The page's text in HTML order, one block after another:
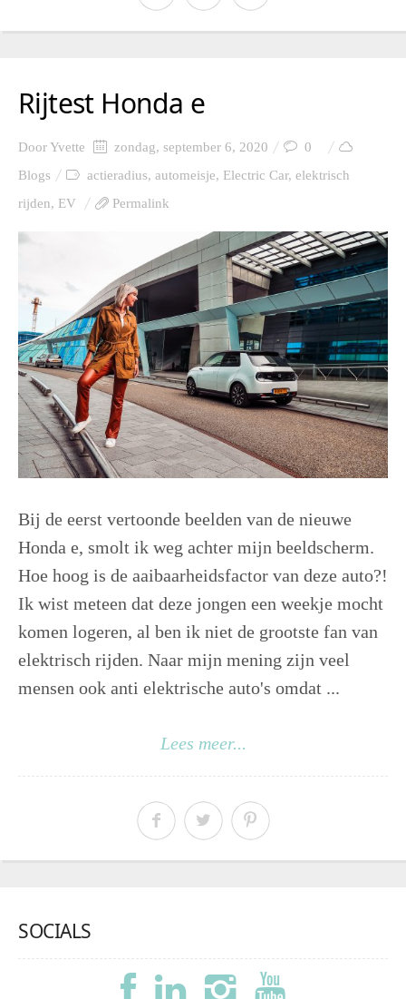
Rijtest Honda e
DoorYvette zondag, september 6, 2020
0
Blogs
actieradius, automeisje, Electric Car, elektrisch
rijden, EV Permalink
Bij de eerst vertoonde beelden van de nieuwe
Honda e, smolt ik weg achter mijn beeldscherm.
Hoe hoog is de aaibaarheidsfactor van deze auto?!
Ik wist meteen dat deze jongen een weekje mocht
komen logeren, al ben ik niet de grootste fan van
elektrisch rijden. Naar mijn mening zijn veel
mensen ook anti elektrische auto's omdat ...
Lees meer...
SOCIALS